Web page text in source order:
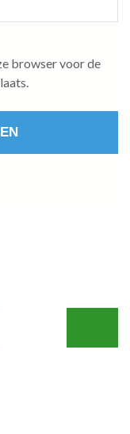
browser voor de